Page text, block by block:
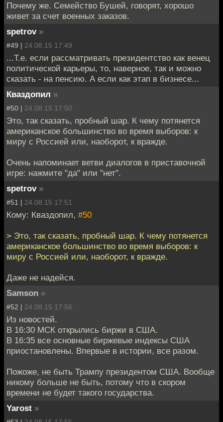
Почему же. Семейство Бушей, говорят, хорошо
живет за счет военных заказов.
spetrov »
#49 | 24.08.15 17:49
...Т.е. если рассматривать президентство как венец
политической карьеры, то, наверное, так и можно
сказать - на пенсию. А если как этап в бизнесе...
Кваздопил »
#50 | 24.08.15 17:50
Это, так сказать, пробный шар. К чему потянется
американское большинство во время выборов: к
миру с Россией или, наоборот, к вражде.
Очень напоминает ветви диалогов в приставочной
игре: нажмите "да" или "нет".
spetrov »
#51 | 24.08.15 17:51
Кому: Кваздопил, #50
> Это, так сказать, пробный шар. К чему потянется
американское большинство во время выборов: к
миру с Россией или, наоборот, к вражде.
Даже не надейся.
Samson »
#52 | 24.08.15 17:56
Из новостей.
В 16:30 МСК открылись биржи в США.
В 16:35 все основные биржевые индексы США
приостановлены. Впервые в истории, все разом.
Пожоже, не быть Трампу президентом США. Вообще
никому больше не быть, потому что в скором
времени не будет такого государства.
Yarost »